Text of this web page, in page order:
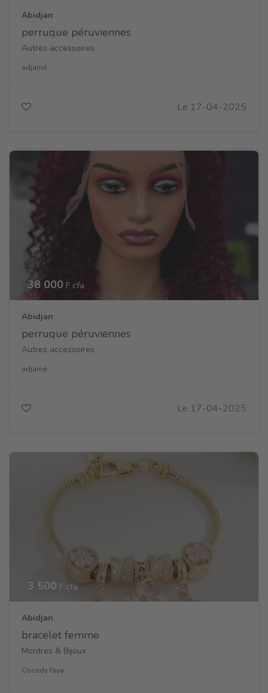
Abidjan
perruque péruviennes
Autres accessoires
adjamé
Le 17-04-2025
38 000 F cfa
Abidjan
perruque péruviennes
Autres accessoires
adjamé
Le 17-04-2025
3 500 F cfa
Abidjan
bracelet femme
Montres & Bijoux
Cocody faya